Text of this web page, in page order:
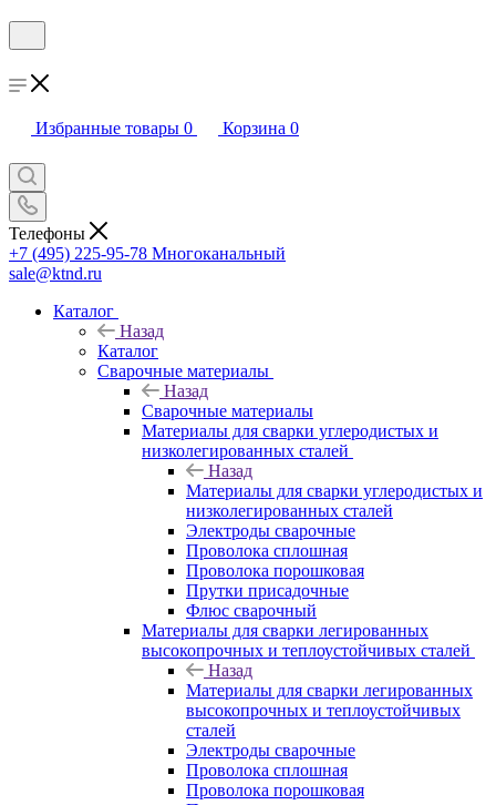
Избранные товары 0 Корзина 0
Телефоны
+7 (495) 225-95-78 Многоканальный
sale@ktnd.ru
Каталог
Назад
Каталог
Сварочные материалы
Назад
Сварочные материалы
Материалы для сварки углеродистых и
низколегированных сталей
Назад
Материалы для сварки углеродистых и
низколегированных сталей
Электроды сварочные
Проволока сплошная
Проволока порошковая
Прутки присадочные
Флюс сварочный
Материалы для сварки легированных
высокопрочных и теплоустойчивых сталей
Назад
Материалы для сварки легированных
высокопрочных и теплоустойчивых
сталей
Электроды сварочные
Проволока сплошная
Проволока порошковая